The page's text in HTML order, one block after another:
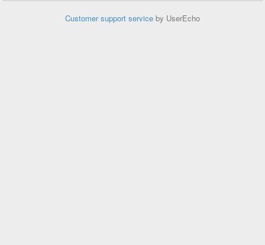
Customer support service by UserEcho